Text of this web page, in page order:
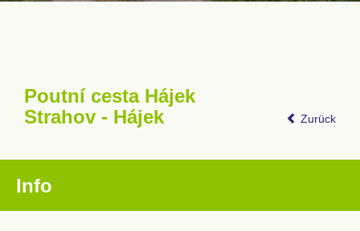
Poutní cesta Hájek
Strahov - Hájek
Zurück
Info